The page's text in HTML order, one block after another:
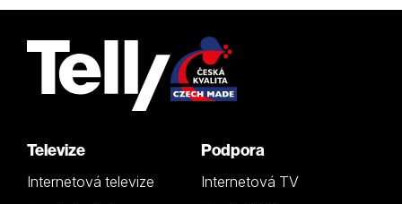
Televize
Internetová televize
Podpora
Internetová TV